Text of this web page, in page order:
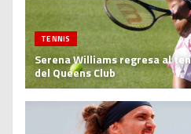
TENNIS
Serena Williams regresa al
del Queens Club